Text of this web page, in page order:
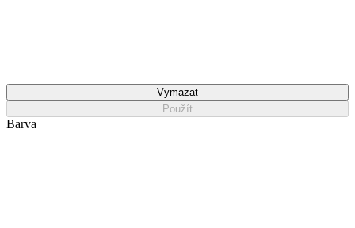
Vymazat
Použít
Barva